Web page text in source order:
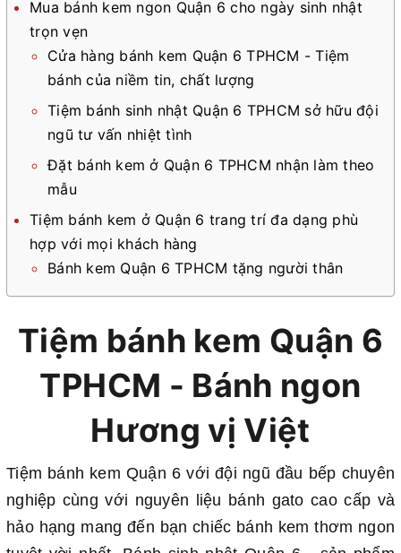
Mua bánh kem ngon Quận 6 cho ngày sinh nhật
trọn vẹn
Cửa hàng bánh kem Quận 6 TPHCM - Tiệm
bánh của niềm tin, chất lượng
Tiệm bánh sinh nhật Quận 6 TPHCM sở hữu đội
ngũ tư vấn nhiệt tình
Đặt bánh kem ở Quận 6 TPHCM nhận làm theo
mẫu
Tiệm bánh kem ở Quận 6 trang trí đa dạng phù
hợp với mọi khách hàng
Bánh kem Quận 6 TPHCM tặng người thân
Tiệm bánh kem Quận 6
TPHCM - Bánh ngon
Hương vị Việt
Tiệm bánh kem Quận 6 với đội ngũ đầu bếp chuyên
nghiệp cùng với nguyên liệu bánh gato cao cấp và
hảo hạng mang đến bạn chiếc bánh kem thơm ngon